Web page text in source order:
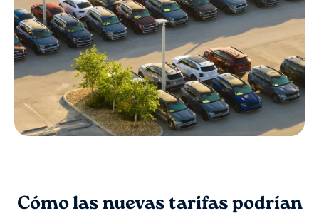
Cómo las nuevas tarifas podrían